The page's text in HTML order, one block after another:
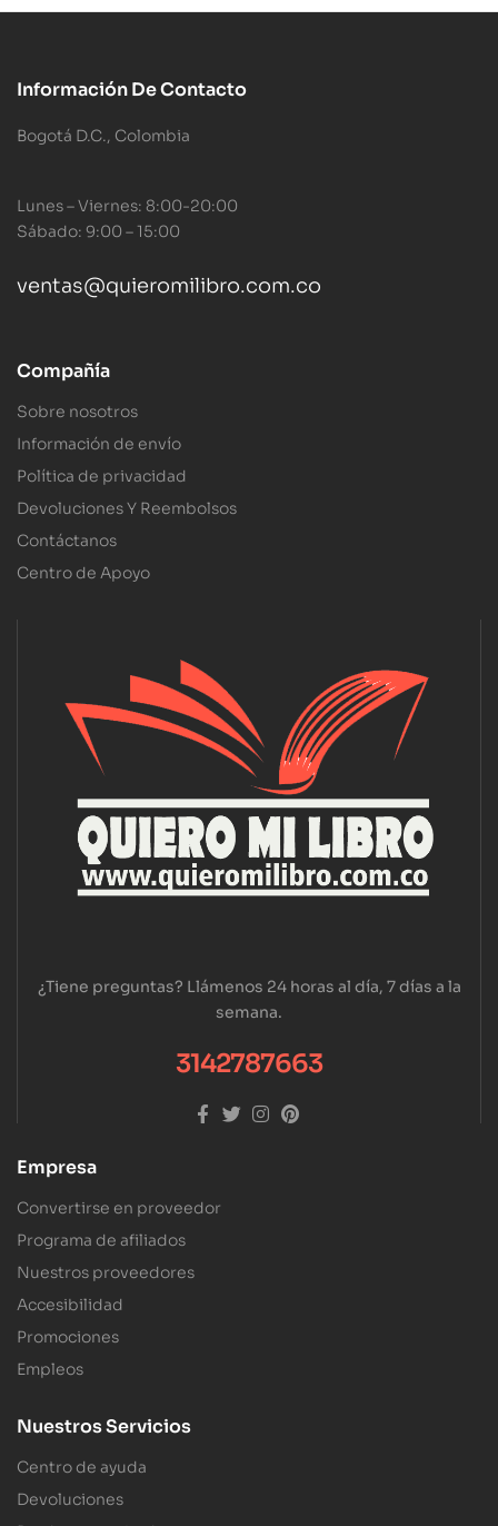
Información De Contacto
Bogotá D.C., Colombia
Lunes – Viernes: 8:00-20:00
Sábado: 9:00 – 15:00
ventas@quieromilibro.com.co
Compañía
Sobre nosotros
Información de envío
Política de privacidad
Devoluciones Y Reembolsos
Contáctanos
Centro de Apoyo
¿Tiene preguntas? Llámenos 24 horas al día, 7 días a la
semana.
3142787663
Empresa
Convertirse en proveedor
Programa de afiliados
Nuestros proveedores
Accesibilidad
Promociones
Empleos
Nuestros Servicios
Centro de ayuda
Devoluciones